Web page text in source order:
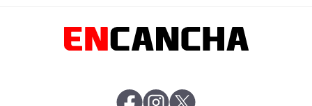
abre en nueva pestaña
abre en nueva pestaña